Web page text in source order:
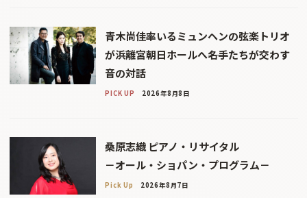
青木尚佳率いるミュンヘンの弦楽トリオ
が浜離宮朝日ホールへ――名手たちが交わす
音の対話
PICK UP 2026年8月8日
桑原志織 ピアノ・リサイタル
－オール・ショパン・プログラム－
Pick Up 2026年8月7日